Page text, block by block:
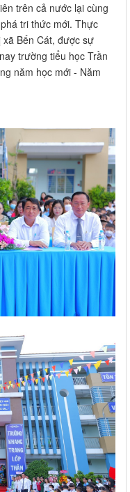
trên cả nước lại cùng
tri thức mới. Thực
Bến Cát, được sự
trường tiểu học Trần
năm học mới - Năm